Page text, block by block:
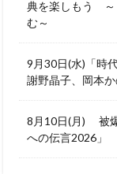
典を楽しもう ～
む～
9月30日(水)「時
謝野晶子、岡本か
8月10日(月) 被
への伝言2026」